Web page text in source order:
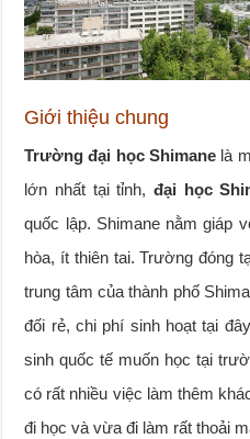
Giới thiệu chung
Trường đại học Shimane là
lớn nhất tại tỉnh, đại học
quốc lập. Shimane nằm giáp
hòa, ít thiên tai. Trường đóng
trung tâm của thành phố
đối rẻ, chi phí sinh hoạt tại
sinh quốc tế muốn học tại
có rất nhiều việc làm thêm
đi học và vừa đi làm rất thoải